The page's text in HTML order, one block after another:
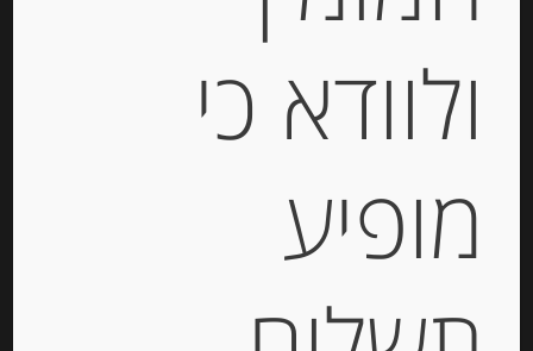
פסטה ביצים מקמח דורום סמולינה
“ספינוסי”, tonnarelli
23.00
יחידות
ולוודא כי
מופיע